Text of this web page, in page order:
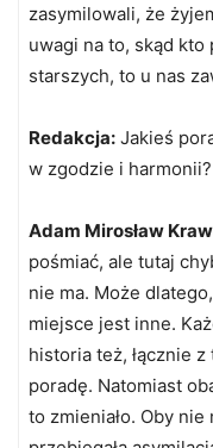
zasymilowali, że
uwagi na to, skąd
starszych, to u nas
Redakcja: Jakieś
w zgodzie i harmonii?
Adam Mirosław
pośmiać, ale tutaj
nie ma. Może
miejsce jest inne.
historia też, łącznie
poradę. Natomiast
to zmieniało. Oby